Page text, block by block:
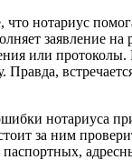
что нотариус
заявление на
или протоколы.
нотариуса
за ним